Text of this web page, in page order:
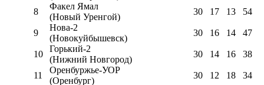
8
Факел Ямал
(Новый Уренгой)
30 17 13 54
9
Нова-2
(Новокуйбышевск)
30 16 14 47
10
Горький-2
(Нижний Новгород)
30 14 16 38
11
Оренбуржье-УОР
(Оренбург)
30 12 18 34